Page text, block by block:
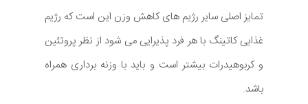
تمایز اصلی سایر رژیم های کاهش وزن این است که رژیم
غذایی کاتینگ با هر فرد پذیرایی می شود از نظر پروتئین
و کربوهیدرات بیشتر است و باید با وزنه برداری همراه
باشد.